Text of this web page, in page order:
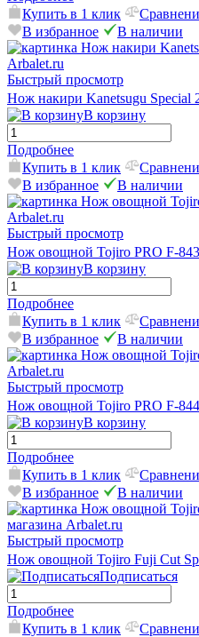
Купить в 1 клик
В избранное
В наличии
Быстрый просмотр
Нож накири Kanetsugu Special
В корзину
Подробнее
Купить в 1 клик
В избранное
В наличии
Быстрый просмотр
Нож овощной Tojiro PRO F-843
В корзину
Подробнее
Купить в 1 клик
В избранное
В наличии
Быстрый просмотр
Нож овощной Tojiro PRO F-844
В корзину
Подробнее
Купить в 1 клик
В избранное
В наличии
Быстрый просмотр
Нож овощной Tojiro Fuji Cut
Подписаться
Подробнее
Купить в 1 клик